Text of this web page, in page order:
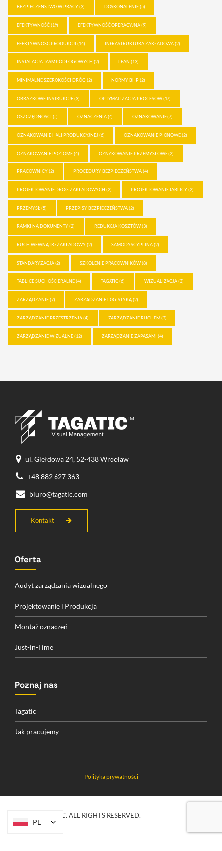
BEZPIECZEŃSTWO W PRACY(3) DOSKONALENIE(5)
EFEKTYWNOŚĆ(19) EFEKTYWNOŚĆ OPERACYJNA(9)
EFEKTYWNOŚĆ PRODUKCJI (14) INFRASTRUKTURA ZAKŁADOWA(2)
INSTALACJA TAŚM PODŁOGOWYCH (2) LEAN (13)
MINIMALNE SZEROKOŚCI DRÓG (2) NORMY BHP(2)
OBRAZKOWE INSTRUKCJE(3) OPTYMALIZACJA PROCESÓW(17)
OSZCZĘDNOŚCI (5) OZNACZENIA(4) OZNAKOWANIE(7)
OZNAKOWANIE HALI PRODUKCYJNEJ(6) OZNAKOWANIE PIONOWE(2)
OZNAKOWANIE POZIOME(4) OZNAKOWANIE PRZEMYSŁOWE(2)
PRACOWNICY(2) PROCEDURY BEZPIECZEŃSTWA(4)
PROJEKTOWANIE DRÓG ZAKŁADOWYCH (2) PROJEKTOWANIE TABLICY(2)
PRZEMYSŁ(5) PRZEPISY BEZPIECZEŃSTWA(2)
RAMKI NA DOKUMENTY(2) REDUKCJA KOSZTÓW(3)
RUCH WEWNĄTRZZAKŁADOWY(2) SAMODYSCYPLINA(2)
STANDARYZACJA(2) SZKOLENIE PRACOWNIKÓW(8)
TABLICE SUCHOŚCIERALNE(4) TAGATIC(6) WIZUALIZACJA(3)
ZARZĄDZANIE(7) ZARZĄDZANIE LOGISTYKĄ(2)
ZARZĄDZANIE PRZESTRZENIĄ(4) ZARZĄDZANIE RUCHEM(3)
ZARZĄDZANIE WIZUALNE(12) ZARZĄDZANIE ZAPASAMI (4)
ul. Giełdowa 24, 52-438 Wrocław
+48 882 627 363
biuro@tagatic.com
Kontakt
Oferta
Audyt zarządzania wizualnego
Projektowanie i Produkcja
Montaż oznaczeń
Just-in-Time
Poznaj nas
Tagatic
Jak pracujemy
Polityka prywatności
© 2026 TAGATIC. ALL RIGHTS RESERVED.
PL
PL